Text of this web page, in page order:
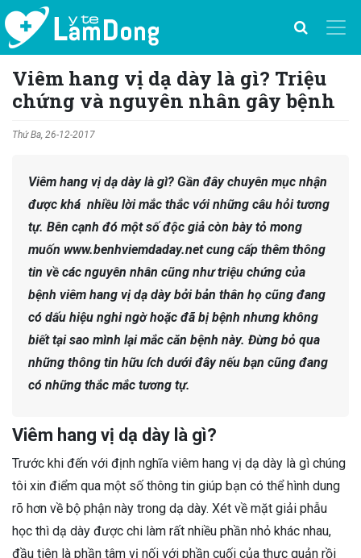
Viêm hang vị dạ dày là gì? Triệu
chứng và nguyên nhân gây bệnh
Thứ Ba, 26-12-2017
Viêm hang vị dạ dày là gì? Gần đây chuyên mục nhận
được khá nhiều lời mắc thắc với những câu hỏi tương
tự. Bên cạnh đó một số độc giả còn bày tỏ mong
muốn www.benhviemdaday.net cung cấp thêm thông
tin về các nguyên nhân cũng như triệu chứng của
bệnh viêm hang vị dạ dày bởi bản thân họ cũng đang
có dấu hiệu nghi ngờ hoặc đã bị bệnh nhưng không
biết tại sao mình lại mắc căn bệnh này. Đừng bỏ qua
những thông tin hữu ích dưới đây nếu bạn cũng đang
có những thắc mắc tương tự.
Viêm hang vị dạ dày là gì?
Trước khi đến với định nghĩa viêm hang vị dạ dày là gì chúng
tôi xin điểm qua một số thông tin giúp bạn có thể hình dung
rõ hơn về bộ phận này trong dạ dày. Xét về mặt giải phẫu
học thì dạ dày được chi làm rất nhiều phần nhỏ khác nhau,
đầu tiên là phần tâm vị nối với phần cuối của thực quản rồi